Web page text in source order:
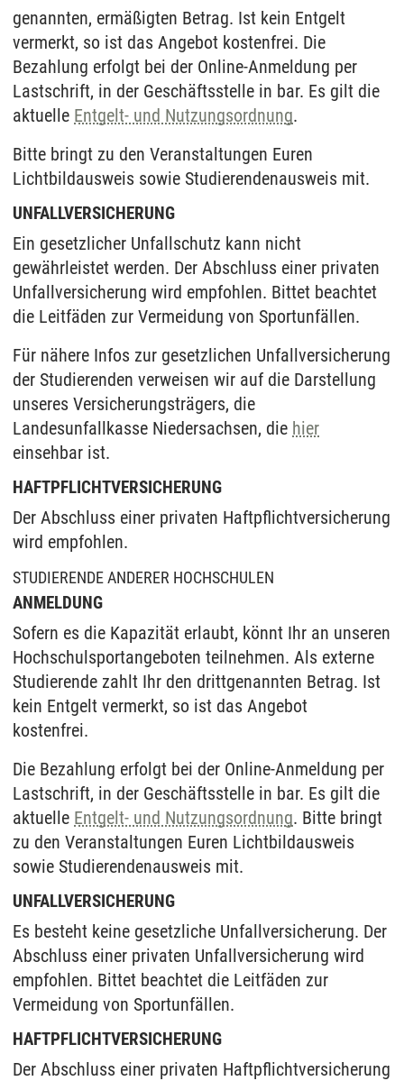
genannten, ermäßigten Betrag. Ist kein Entgelt
vermerkt, so ist das Angebot kostenfrei. Die
Bezahlung erfolgt bei der Online-Anmeldung per
Lastschrift, in der Geschäftsstelle in bar. Es gilt die
aktuelle Entgelt- und Nutzungsordnung.
Bitte bringt zu den Veranstaltungen Euren
Lichtbildausweis sowie Studierendenausweis mit.
UNFALLVERSICHERUNG
Ein gesetzlicher Unfallschutz kann nicht
gewährleistet werden. Der Abschluss einer privaten
Unfallversicherung wird empfohlen. Bittet beachtet
die Leitfäden zur Vermeidung von Sportunfällen.
Für nähere Infos zur gesetzlichen Unfallversicherung
der Studierenden verweisen wir auf die Darstellung
unseres Versicherungsträgers, die
Landesunfallkasse Niedersachsen, die hier
einsehbar ist.
HAFTPFLICHTVERSICHERUNG
Der Abschluss einer privaten Haftpflichtversicherung
wird empfohlen.
STUDIERENDE ANDERER HOCHSCHULEN
ANMELDUNG
Sofern es die Kapazität erlaubt, könnt Ihr an unseren
Hochschulsportangeboten teilnehmen. Als externe
Studierende zahlt Ihr den drittgenannten Betrag. Ist
kein Entgelt vermerkt, so ist das Angebot
kostenfrei.
Die Bezahlung erfolgt bei der Online-Anmeldung per
Lastschrift, in der Geschäftsstelle in bar. Es gilt die
aktuelle Entgelt- und Nutzungsordnung. Bitte bringt
zu den Veranstaltungen Euren Lichtbildausweis
sowie Studierendenausweis mit.
UNFALLVERSICHERUNG
Es besteht keine gesetzliche Unfallversicherung. Der
Abschluss einer privaten Unfallversicherung wird
empfohlen. Bittet beachtet die Leitfäden zur
Vermeidung von Sportunfällen.
HAFTPFLICHTVERSICHERUNG
Der Abschluss einer privaten Haftpflichtversicherung